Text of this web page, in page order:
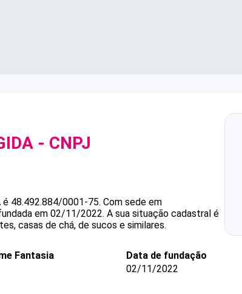
- CNPJ
é 48.492.884/0001-75. Com sede em
em 02/11/2022. A sua situação cadastral é
casas de chá, de sucos e similares.
Fantasia
Data de fundação
02/11/2022